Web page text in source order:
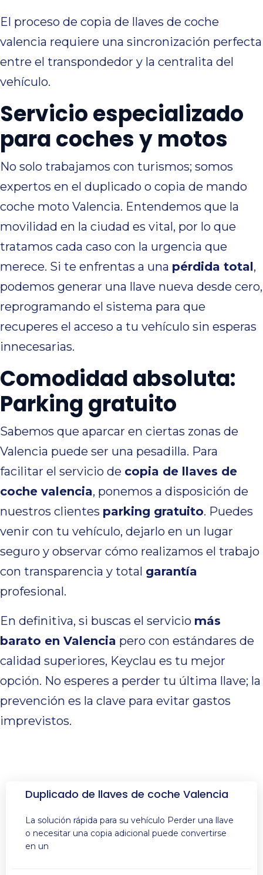
El proceso de copia de llaves de coche
valencia requiere una sincronización perfecta
entre el transpondedor y la centralita del
vehículo.
Servicio especializado
para coches y motos
No solo trabajamos con turismos; somos
expertos en el duplicado o copia de mando
coche moto Valencia. Entendemos que la
movilidad en la ciudad es vital, por lo que
tratamos cada caso con la urgencia que
merece. Si te enfrentas a una pérdida total,
podemos generar una llave nueva desde cero,
reprogramando el sistema para que
recuperes el acceso a tu vehículo sin esperas
innecesarias.
Comodidad absoluta:
Parking gratuito
Sabemos que aparcar en ciertas zonas de
Valencia puede ser una pesadilla. Para
facilitar el servicio de copia de llaves de
coche valencia, ponemos a disposición de
nuestros clientes parking gratuito. Puedes
venir con tu vehículo, dejarlo en un lugar
seguro y observar cómo realizamos el trabajo
con transparencia y total garantía
profesional.
En definitiva, si buscas el servicio más
barato en Valencia pero con estándares de
calidad superiores, Keyclau es tu mejor
opción. No esperes a perder tu última llave; la
prevención es la clave para evitar gastos
imprevistos.
Duplicado de llaves de coche Valencia
La solución rápida para su vehículo Perder una llave
o necesitar una copia adicional puede convertirse
en un